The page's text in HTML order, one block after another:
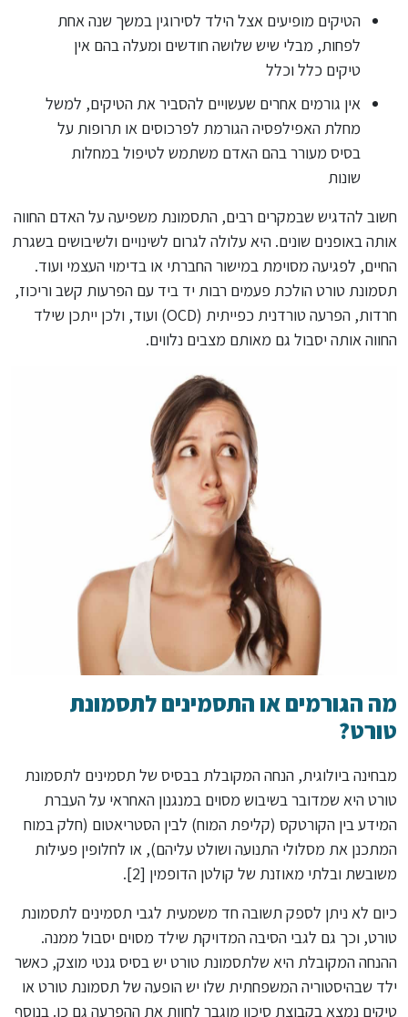
הטיקים מופיעים אצל הילד לסירוגין במשך שנה אחת
לפחות, מבלי שיש שלושה חודשים ומעלה בהם אין
טיקים כלל וכלל
אין גורמים אחרים שעשויים להסביר את הטיקים, למשל
מחלת האפילפסיה הגורמת לפרכוסים או תרופות על
בסיס מעורר בהם האדם משתמש לטיפול במחלות
שונות
חשוב להדגיש שבמקרים רבים, התסמונת משפיעה על האדם החווה
אותה באופנים שונים. היא עלולה לגרום לשינויים ולשיבושים בשגרת
החיים, לפגיעה מסוימת במישור החברתי או בדימוי העצמי ועוד.
תסמונת טורט הולכת פעמים רבות יד ביד עם הפרעות קשב וריכוז,
חרדות, הפרעה טורדנית כפייתית (OCD) ועוד, ולכן ייתכן שילד
החווה אותה יסבול גם מאותם מצבים נלווים.
מה הגורמים או התסמינים לתסמונת
טורט?
מבחינה ביולוגית, הנחה המקובלת בבסיס של תסמינים לתסמונת
טורט היא שמדובר בשיבוש מסוים במנגנון האחראי על העברת
המידע בין הקורטקס (קליפת המוח) לבין הסטריאטום (חלק במוח
המתכנן את מסלולי התנועה ושולט עליהם), או לחלופין פעילות
משובשת ובלתי מאוזנת של קולטן הדופמין [2].
כיום לא ניתן לספק תשובה חד משמעית לגבי תסמינים לתסמונת
טורט, וכך גם לגבי הסיבה המדויקת שילד מסוים יסבול ממנה.
ההנחה המקובלת היא שלתסמונת טורט יש בסיס גנטי מוצק, כאשר
ילד שבהיסטוריה המשפחתית שלו יש הופעה של תסמונת טורט או
טיקים נמצא בקבוצת סיכון מוגבר לחוות את ההפרעה גם כן. בנוסף